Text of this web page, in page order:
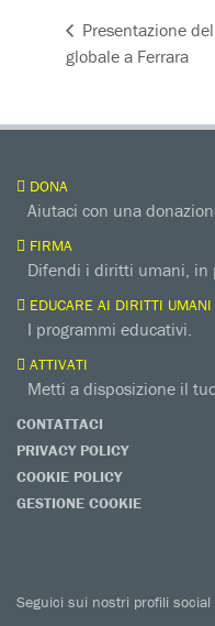
Presentazione
globale a Ferrara
DONA
Aiutaci con una
FIRMA
Difendi i diritti umani, in
EDUCARE AI DIRITTI UMANI
I programmi educativi.
ATTIVATI
Metti a disposizione il
CONTATTACI
PRIVACY POLICY
COOKIE POLICY
GESTIONE COOKIE
Seguici sui nostri profili social